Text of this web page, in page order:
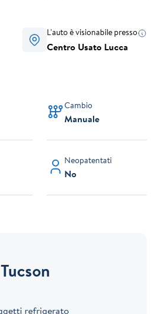
L'auto è visionabile presso
Centro Usato Lucca
Cambio
Manuale
Neopatentati
No
refrigerato